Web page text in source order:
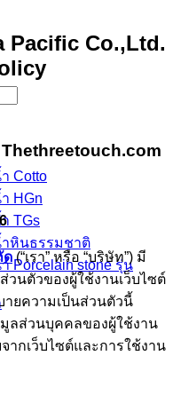
Cotto
HGn
TGs
ำหินธรรมชาติ
Porcelain stone รุ่น
Pacific Co.,Ltd.
ด(“เรา” หรือ “บริษัท”) มี
นตัวของผู้ใช้งานเว็บไซต์
บายความเป็นส่วนตัวนี้
มูลส่วนบุคคลของผู้ใช้งาน
ากเว็บไซต์และการใช้งาน